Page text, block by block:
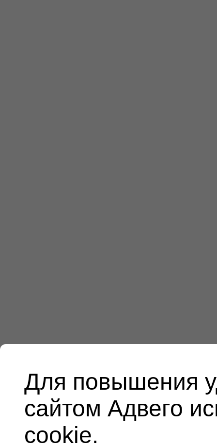
Для повышения
сайтом Адвего
cookie.